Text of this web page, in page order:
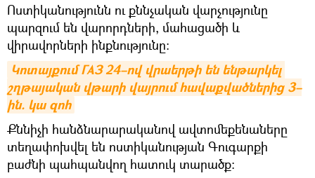
Ոստիկանությունն ու քննչական վարչությունը
պարզում են վարորդների, մահացածի և
վիրավորների ինքնությունը։
Կոտայքում ГАЗ 24–ով վրաերթի են ենթարկել
շղթայական վթարի վայրում հավաքվածներից 3–
ին. կա զոհ
Քննիչի հանձնարարականով ավտոմեքենաները
տեղափոխվել են ոստիկանության Գուգարքի
բաժնի պահպանվող հատուկ տարածք։